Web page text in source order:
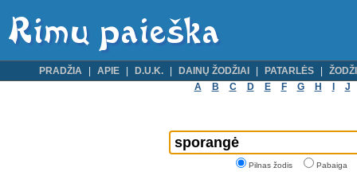
PRADŽIA APIE D.U.K. DAINŲ ŽODŽIAI PATARLĖS
A
B C D E F G H J
Pilnas žodis Pabaiga